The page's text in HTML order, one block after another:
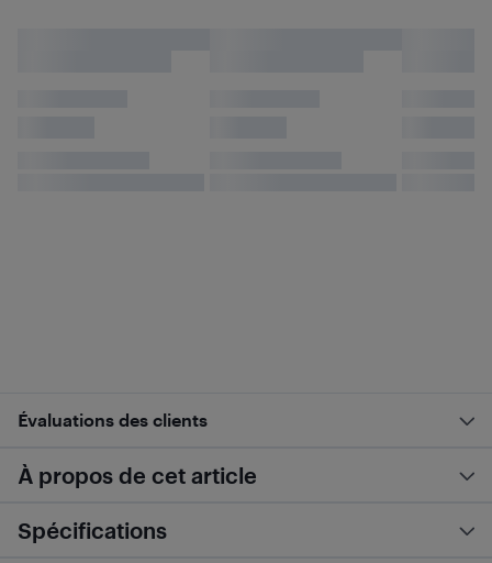
Évaluations des clients
À propos de cet article
Spécifications